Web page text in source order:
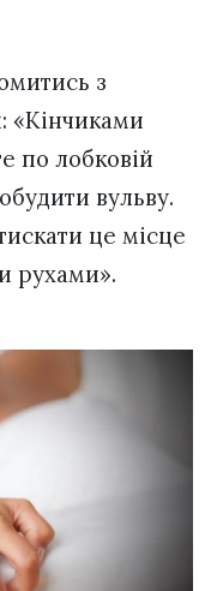
з
«Кінчиками
по лобковій
вульву.
це місце
рухами».